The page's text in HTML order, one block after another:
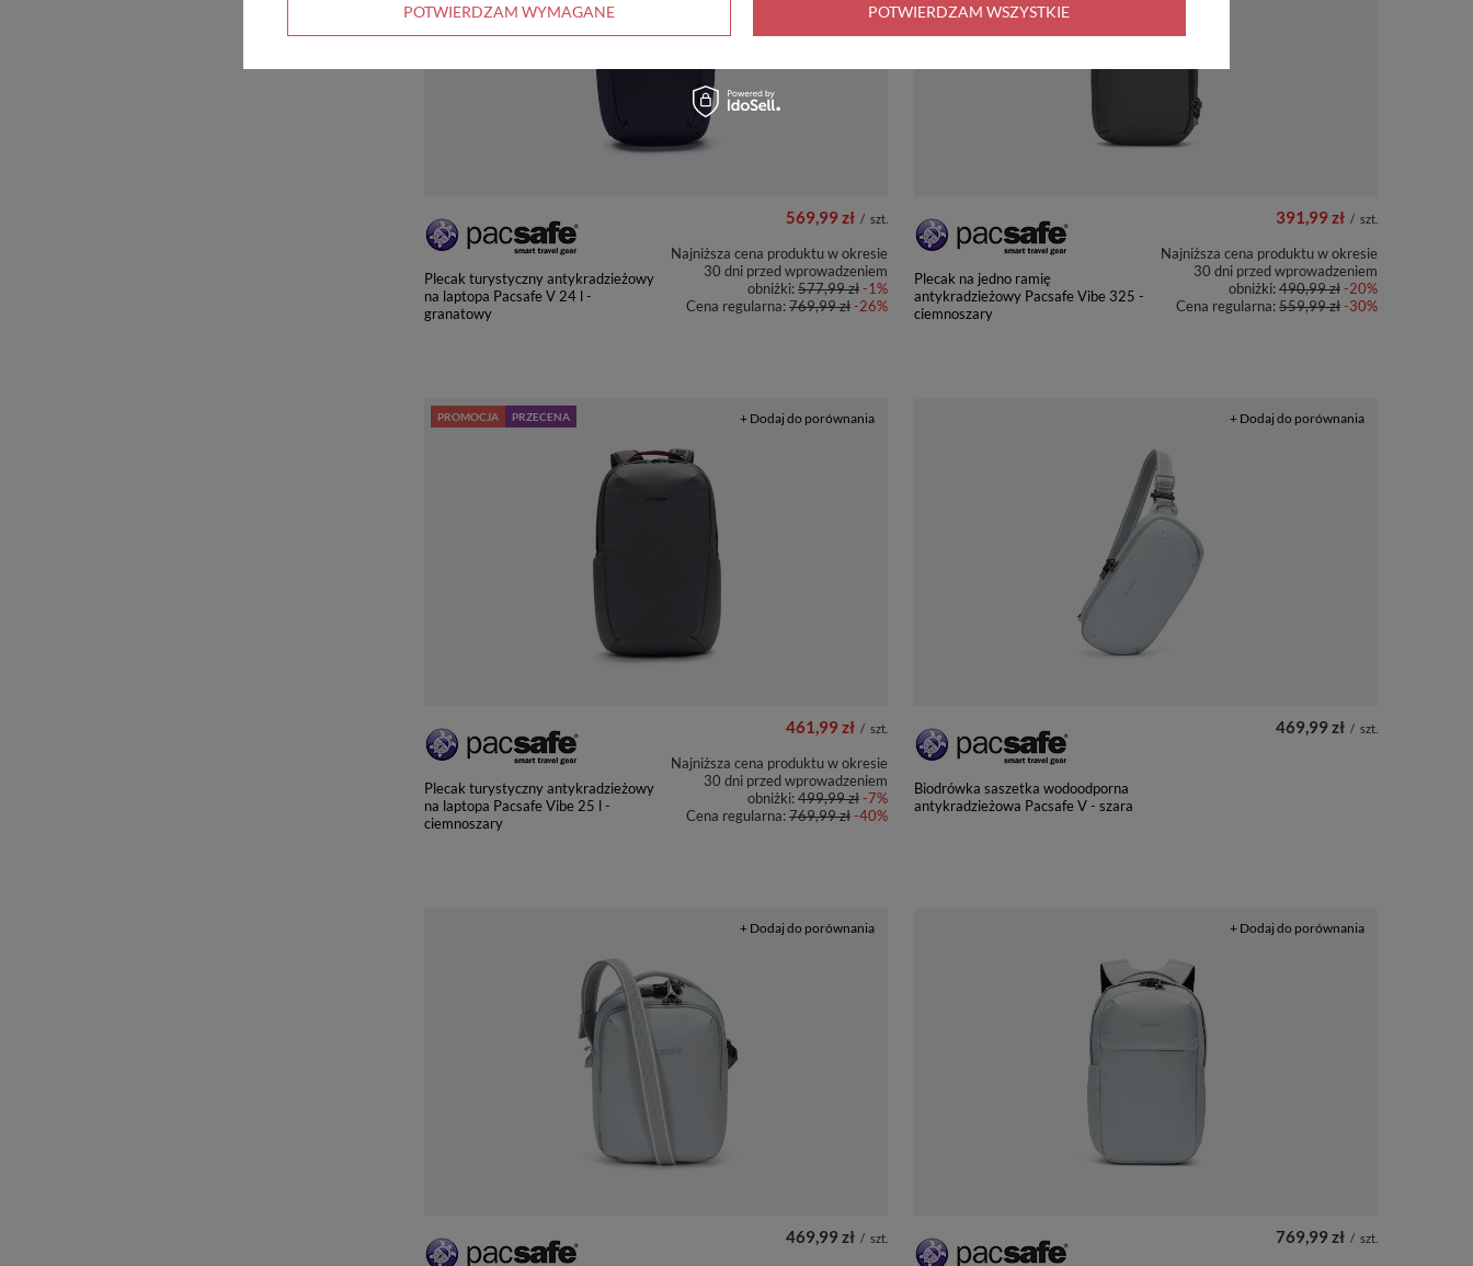
Plecak turystyczny antykradzieżowy
na laptopa Pacsafe V 24 l -
granatowy
569,99 zł / szt.
Najniższa cena produktu w okresie
30 dni przed wprowadzeniem
obniżki:577,99 zł-1%
Cena regularna:769,99 zł-26%
Plecak na jedno ramię
antykradzieżowy Pacsafe Vibe 325 -
ciemnoszary
391,99 zł / szt.
Najniższa cena produktu w okresie
30 dni przed wprowadzeniem
obniżki:490,99 zł-20%
Cena regularna:559,99 zł-30%
PROMOCJA PRZECENA
Plecak turystyczny antykradzieżowy
na laptopa Pacsafe Vibe 25 l -
ciemnoszary
461,99 zł / szt.
Najniższa cena produktu w okresie
30 dni przed wprowadzeniem
obniżki:499,99 zł-7%
Cena regularna:769,99 zł-40%
+ Dodaj do porównania
Biodrówka saszetka wodoodporna
antykradzieżowa Pacsafe V - szara
469,99 zł / szt.
+ Dodaj do porównania
469,99 zł / szt.
+ Dodaj do porównania
769,99 zł / szt.
+ Dodaj do porównania
POTWIERDZAM WYMAGANE POTWIERDZAM WSZYSTKIE